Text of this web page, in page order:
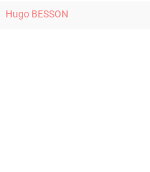
Hugo BESSON